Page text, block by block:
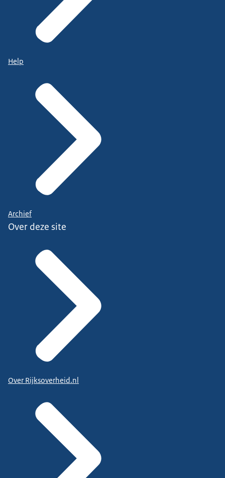
Help
Archief
Over deze site
Over Rijksoverheid.nl